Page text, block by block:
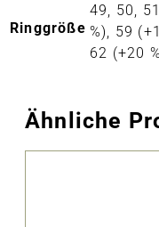
Ringgröße
49, 50,
%), 59
62 (+20
Ähnliche